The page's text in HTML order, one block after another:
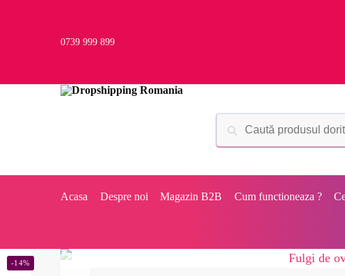
0739 999 899
Acasa Despre noi Magazin B2B Cum functioneaza ?
-14%